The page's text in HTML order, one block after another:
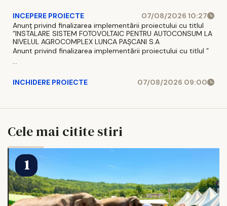
INCEPERE PROIECTE
07/08/2026 10:27
Anunț privind finalizarea implementării proiectului cu titlul
”INSTALARE SISTEM FOTOVOLTAIC PENTRU AUTOCONSUM LA
NIVELUL AGROCOMPLEX LUNCA PAȘCANI S.A
Anunt privind finalizarea implementării proiectului cu titlul ”
...
INCHIDERE PROIECTE 07/08/2026 09:00
Cele mai citite stiri